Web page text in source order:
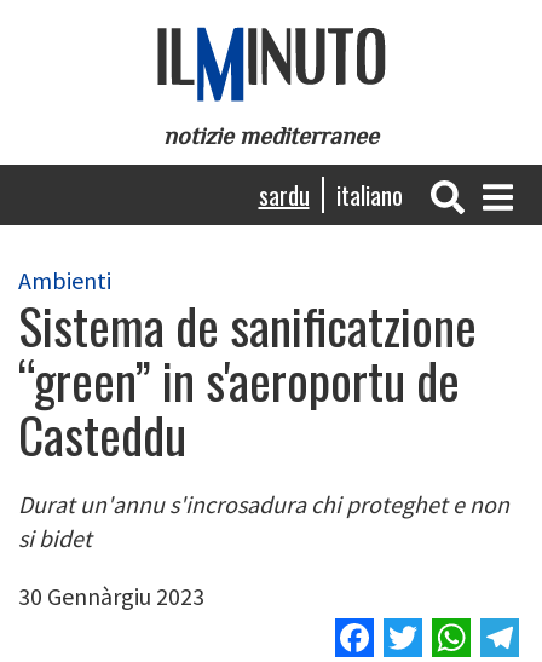
notizie mediterranee
Navigazione
principale
sardu italiano
Ambienti
Sistema de sanificatzione
“green” in s'aeroportu de
Casteddu
Durat un'annu s'incrosadura chi proteghet e non
si bidet
30 Gennàrgiu 2023
Facebook
Twitter